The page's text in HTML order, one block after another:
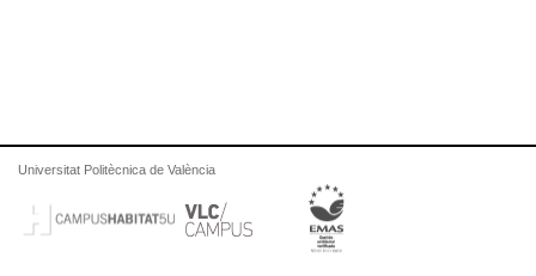
Universitat Politècnica de València